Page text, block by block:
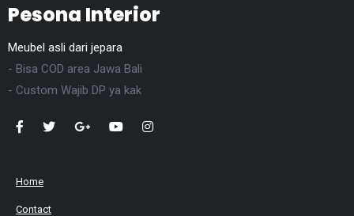
Pesona Interior
Meubel asli dari jepara
- Bisa COD area Jawa Bali
- Custom Wajib DP ya kak
Home
Contact